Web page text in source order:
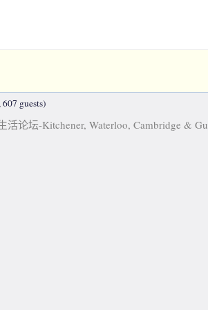
guests)
活论坛-Kitchener, Waterloo, Cambridge &